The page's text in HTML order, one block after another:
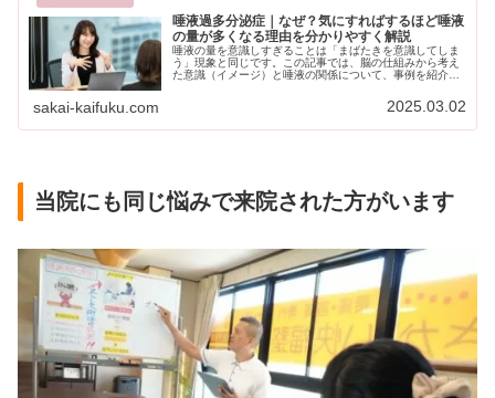
唾液過多分泌症｜なぜ？気にすればするほど唾液
の量が多くなる理由を分かりやすく解説
唾液の量を意識しすぎることは「まばたきを意識してしま
う」現象と同じです。この記事では、脳の仕組みから考え
た意識（イメージ）と唾液の関係について、事例を紹介し
sakai-kaifuku.com 2025.03.02
当院にも同じ悩みで来院された方がいます